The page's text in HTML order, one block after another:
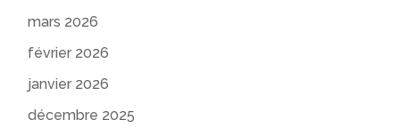
mars 2026
février 2026
janvier 2026
décembre 2025